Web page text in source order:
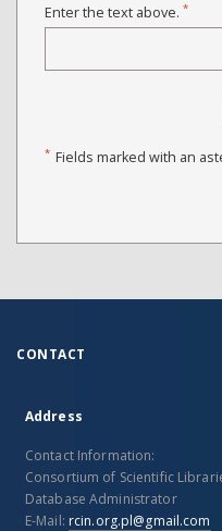
Enter the text above. *
* Fields marked with an
CONTACT
Address
Contact Information:
Consortium of Scientific
Database Administrator
E-Mail: rcin.org.pl@gmail.com